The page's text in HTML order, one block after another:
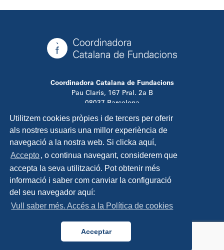
Utilitzem cookies pròpies i de tercers per oferir
als nostres usuaris una millor experiència de
navegació a la nostra web. Si clicka aquí,
Accepto, o continua navegant, considerem que
accepta la seva utilització. Pot obtenir més
informació i saber com canviar la configuració
del seu navegador aquí:
Vull saber més. Accés a la Política de cookies
Acceptar
Coordinadora Catalana de Fundacions
Pau Claris, 167 Pral. 2a B
08037 Barcelona
T. 934 881 480
info@ccfundacions.cat
Contacta
Política de privadesa
Política de cookies